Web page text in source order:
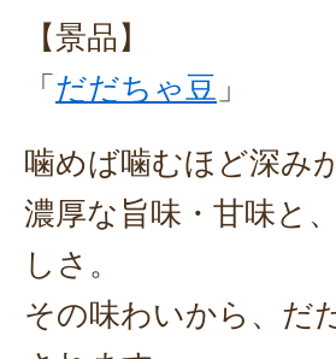
【景品】
「 だだちゃ豆 」
噛めば噛むほど深み
濃厚な旨味・甘味と
しさ。
その味わいから、だ